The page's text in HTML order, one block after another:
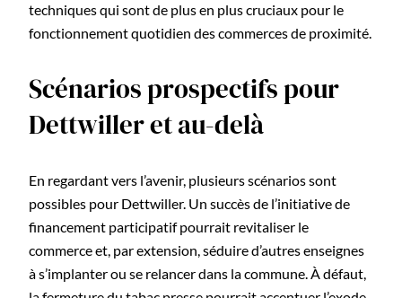
techniques qui sont de plus en plus cruciaux pour le
fonctionnement quotidien des commerces de proximité.
Scénarios prospectifs pour
Dettwiller et au-delà
En regardant vers l’avenir, plusieurs scénarios sont
possibles pour Dettwiller. Un succès de l’initiative de
financement participatif pourrait revitaliser le
commerce et, par extension, séduire d’autres enseignes
à s’implanter ou se relancer dans la commune. À défaut,